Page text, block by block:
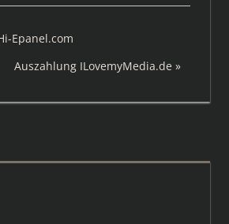
Epanel.com
Nächster
Auszahlung ILovemyMedia.de